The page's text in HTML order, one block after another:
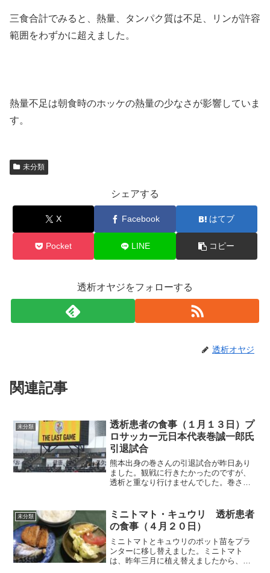
三食合計でみると、熱量、タンパク質は不足、リンが許容
範囲をわずかに超えました。
熱量不足は朝食時のホッケの熱量の少なさが影響していま
す。
未分類
シェアする
X Facebook はてブ
Pocket LINE コピー
透析オヤジをフォローする
透析オヤジ
関連記事
未分類
透析患者の食事（１月１３日）プ
ロサッカー元日本代表巻誠一郎氏
引退試合
熊本出身の巻さんの引退試合が昨日あり
ました。観戦に行きたかったのですが、
透析と重なり行けませんでした。巻さん
ね。ところで、昨日の透析は今冬初めて
寒さを感じました。特に透...
未分類
ミニトマト・キュウリ 透析患者
の食事（４月２０日）
ミニトマトとキュウリのポット苗をプラ
ンターに移し替えました。ミニトマト
は、昨年三月に植え替えましたから、今